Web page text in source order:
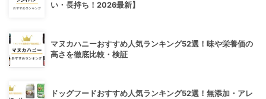
い・長持ち！2026最新】
マヌカハニーおすすめ人気ランキング52選！味や栄養価の
高さを徹底比較・検証
ドッグフードおすすめ人気ランキング52選！無添加・アレ